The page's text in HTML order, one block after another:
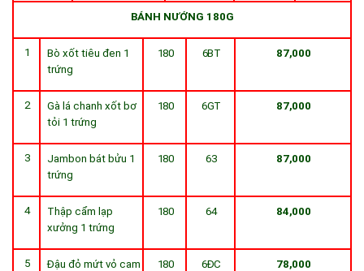
BÁNH NƯỚNG 180G
1
Bò xốt tiêu đen 1
trứng
180 6BT 87,000
2
Gà lá chanh xốt bơ
tỏi 1 trứng
180 6GT 87,000
3
Jambon bát bửu 1
trứng
180 63 87,000
4
Thập cẩm lạp
xưởng 1 trứng
180 64 84,000
5
Đậu đỏ mứt vỏ cam
180 6ĐC 78,000